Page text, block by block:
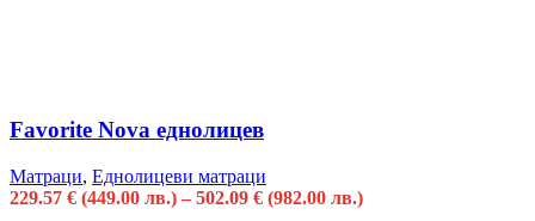
Favorite Nova еднолицев
Матраци, Еднолицеви матраци
229.57 € (449.00 лв.) – 502.09 € (982.00 лв.)